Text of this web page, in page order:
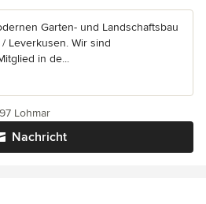
Garten- und Landschaftsbau
Leverkusen. Wir sind
in de...
Nachricht
Lohmar